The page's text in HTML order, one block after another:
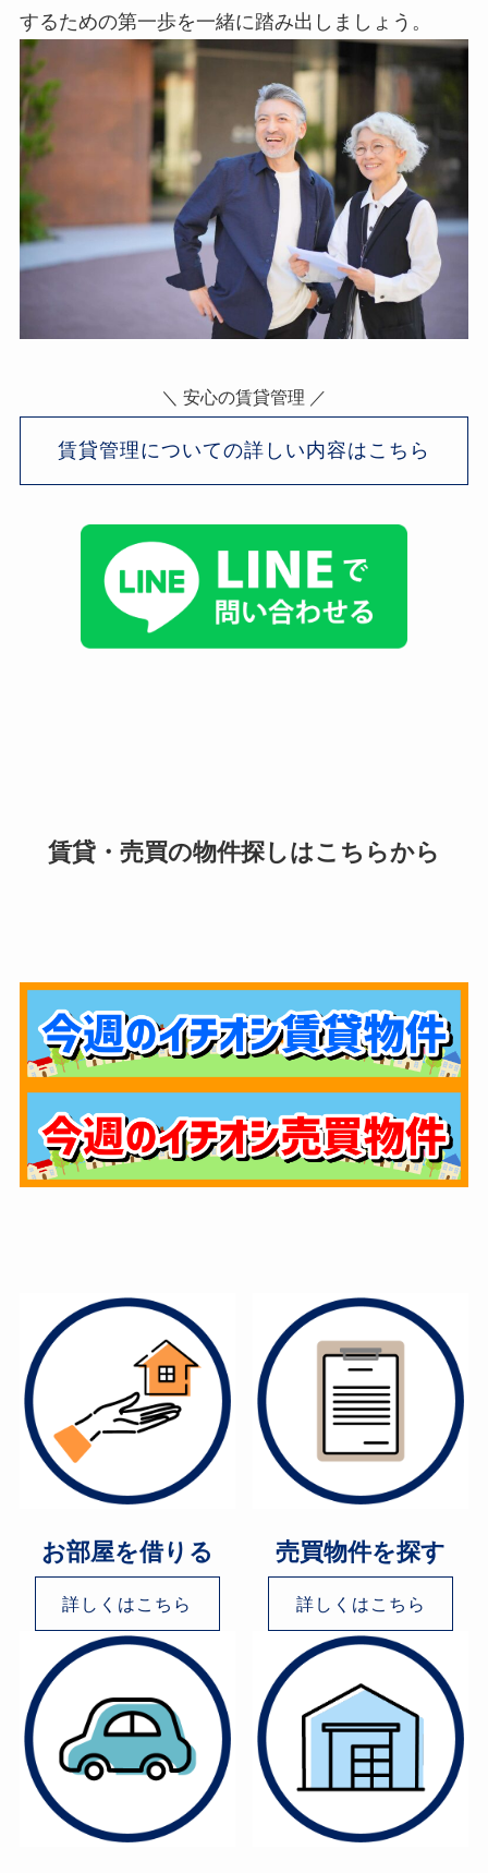
するための第一歩を一緒に踏み出しましょう。
＼ 安心の賃貸管理 ／
賃貸管理についての詳しい内容はこちら
賃貸・売買の物件探しはこちらから
お部屋を借りる
詳しくはこちら
売買物件を探す
詳しくはこちら